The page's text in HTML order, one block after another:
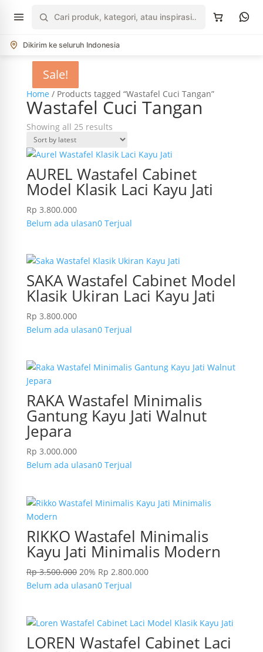
Cari
Dikirim ke seluruh Indonesia
Home / Products tagged “Wastafel Cuci Tangan”
Wastafel Cuci Tangan
Showing all 25 resultsSorted
by
latest
AUREL Wastafel Cabinet
Model Klasik Laci Kayu Jati
Rp 3.800.000
Belum ada ulasan0 Terjual
SAKA Wastafel Cabinet Model
Klasik Ukiran Laci Kayu Jati
Rp 3.800.000
Belum ada ulasan0 Terjual
RAKA Wastafel Minimalis
Gantung Kayu Jati Walnut
Jepara
Rp 3.000.000
Belum ada ulasan0 Terjual
Sale!
RIKKO Wastafel Minimalis
Kayu Jati Minimalis Modern
Rp3.500.000 20% Rp 2.800.000
Belum ada ulasan0 Terjual
LOREN Wastafel Cabinet Laci
Sale!
Sale!
Sale!
Sale!